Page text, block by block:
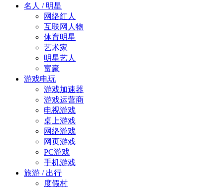
名人 / 明星
网络红人
互联网人物
体育明星
艺术家
明星艺人
富豪
游戏电玩
游戏加速器
游戏运营商
电视游戏
桌上游戏
网络游戏
网页游戏
PC游戏
手机游戏
旅游 / 出行
度假村